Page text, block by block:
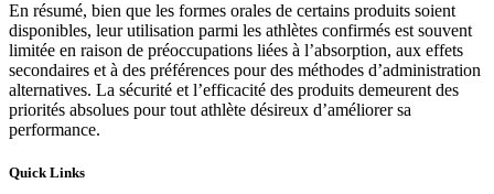
En résumé, bien que les formes orales de certains produits soient
disponibles, leur utilisation parmi les athlètes confirmés est souvent
limitée en raison de préoccupations liées à l’absorption, aux effets
secondaires et à des préférences pour des méthodes d’administration
alternatives. La sécurité et l’efficacité des produits demeurent des
priorités absolues pour tout athlète désireux d’améliorer sa
performance.
Quick Links